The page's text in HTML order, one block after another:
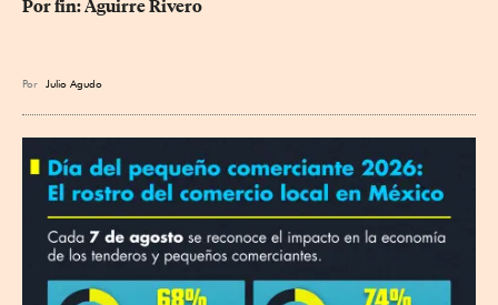
Por fin: Aguirre Rivero
Por Julio Agudo